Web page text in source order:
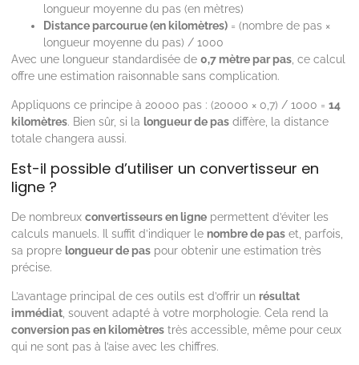
longueur moyenne du pas (en mètres)
Distance parcourue (en kilomètres) = (nombre de pas ×
longueur moyenne du pas) / 1000
Avec une longueur standardisée de 0,7 mètre par pas, ce calcul
offre une estimation raisonnable sans complication.
Appliquons ce principe à 20000 pas : (20000 × 0,7) / 1000 = 14
kilomètres. Bien sûr, si la longueur de pas diffère, la distance
totale changera aussi.
Est-il possible d’utiliser un convertisseur en
ligne ?
De nombreux convertisseurs en ligne permettent d’éviter les
calculs manuels. Il suffit d’indiquer le nombre de pas et, parfois,
sa propre longueur de pas pour obtenir une estimation très
précise.
L’avantage principal de ces outils est d’offrir un résultat
immédiat, souvent adapté à votre morphologie. Cela rend la
conversion pas en kilomètres très accessible, même pour ceux
qui ne sont pas à l’aise avec les chiffres.